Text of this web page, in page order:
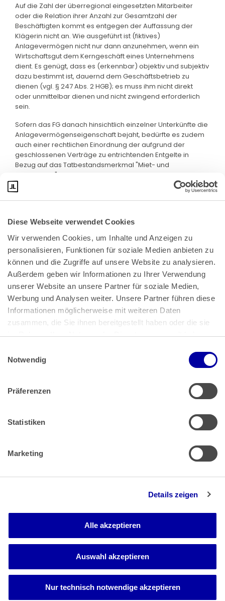
Diese Webseite verwendet Cookies
Wir verwenden Cookies, um Inhalte und Anzeigen zu
personalisieren, Funktionen für soziale Medien anbieten zu
können und die Zugriffe auf unsere Website zu analysieren.
Außerdem geben wir Informationen zu Ihrer Verwendung
unserer Website an unsere Partner für soziale Medien,
Werbung und Analysen weiter. Unsere Partner führen diese
Informationen möglicherweise mit weiteren Daten
zusammen, die Sie ihnen bereitgestellt haben oder die sie
im Rahmen Ihrer Nutzung der Dienste gesammelt haben.
Impressum
Notwendig
Präferenzen
Statistiken
Marketing
Details zeigen
Alle akzeptieren
Auswahl akzeptieren
Nur technisch notwendige akzeptieren
Auf die Zahl der überregional eingesetzten Mitarbeiter
oder die Relation ihrer Anzahl zur Gesamtzahl der
Beschäftigten kommt es entgegen der Auffassung der
Klägerin nicht an. Wie ausgeführt ist (fiktives)
Anlagevermögen nicht nur dann anzunehmen, wenn ein
Wirtschaftsgut dem Kerngeschäft eines Unternehmens
dient. Es genügt, dass es (erkennbar) objektiv und subjektiv
dazu bestimmt ist, dauernd dem Geschäftsbetrieb zu
dienen (vgl. § 247 Abs. 2 HGB); es muss ihm nicht direkt
oder unmittelbar dienen und nicht zwingend erforderlich
sein.
Sofern das FG danach hinsichtlich einzelner Unterkünfte die
Anlagevermögenseigenschaft bejaht, bedürfte es zudem
auch einer rechtlichen Einordnung der aufgrund der
geschlossenen Verträge zu entrichtenden Entgelte in
Bezug auf das Tatbestandsmerkmal "Miet- und
Pachtzinsen".
Bundeskanzlerplatz 2
53113 Bonn
Pressemitteilungen|AGB
Impressum|Datenschutz
Muster Widerrufsformular (PDF)
Barrierefreiheit